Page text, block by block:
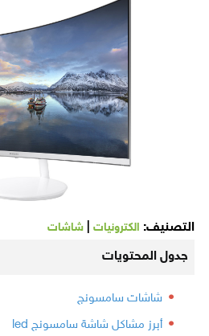
التصنيف: الكترونيات| شاشات
جدول المحتويات
شاشات سامسونج
أبرز مشاكل شاشة سامسونج led